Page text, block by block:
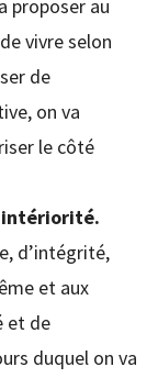
proposer au
vivre selon
de
on va
le côté
intériorité.
d’intégrité,
et aux
et de
duquel on va